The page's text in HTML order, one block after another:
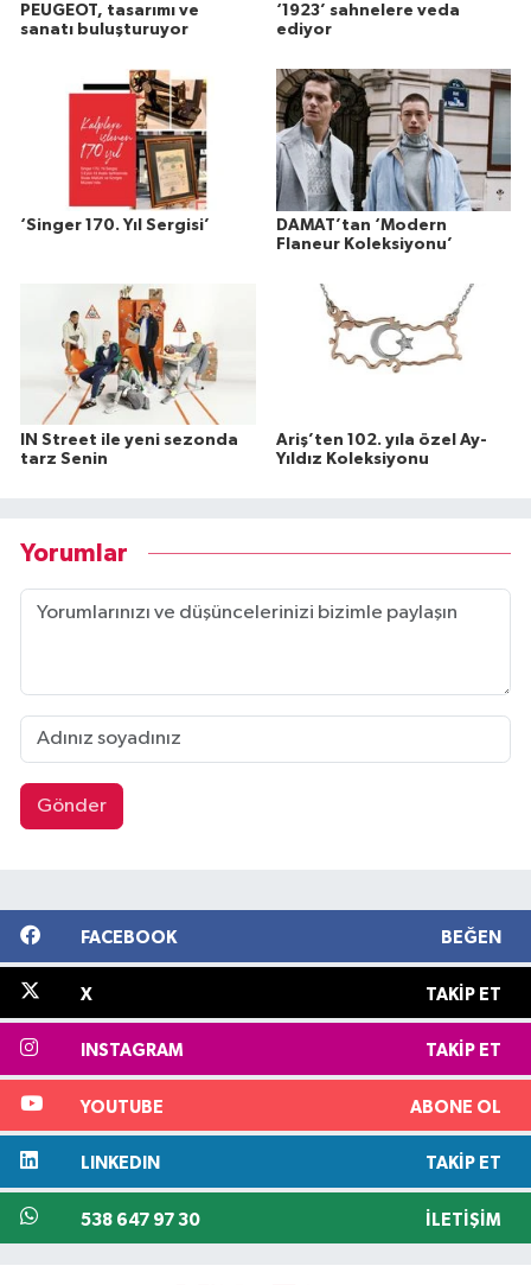
PEUGEOT, tasarımı ve
sanatı buluşturuyor
‘1923’ sahnelere veda
ediyor
‘Singer 170. Yıl Sergisi’
DAMAT’tan ‘Modern
Flaneur Koleksiyonu’
IN Street ile yeni sezonda
tarz Senin
Ariş’ten 102. yıla özel Ay-
Yıldız Koleksiyonu
Yorumlar
Gönder
FACEBOOK BEĞEN
X TAKIP ET
INSTAGRAM TAKIP ET
YOUTUBE ABONE OL
LINKEDIN TAKIP ET
538 647 97 30 İLETIŞIM